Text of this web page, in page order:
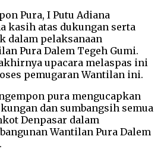
Pura, I Putu Adiana
kasih atas dukungan serta
dalam pelaksanaan
Pura Dalem Tegeh Gumi.
upacara melaspas ini
pemugaran Wantilan ini.
pura mengucapkan
dan sumbangsih semua
Denpasar dalam
Wantilan Pura Dalem